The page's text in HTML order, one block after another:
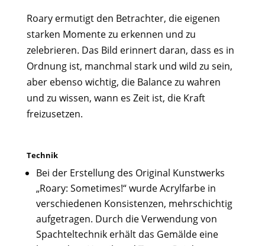
Roary ermutigt den Betrachter, die eigenen
starken Momente zu erkennen und zu
zelebrieren. Das Bild erinnert daran, dass es in
Ordnung ist, manchmal stark und wild zu sein,
aber ebenso wichtig, die Balance zu wahren
und zu wissen, wann es Zeit ist, die Kraft
freizusetzen.
Technik
Bei der Erstellung des Original Kunstwerks
„Roary: Sometimes!“ wurde Acrylfarbe in
verschiedenen Konsistenzen, mehrschichtig
aufgetragen. Durch die Verwendung von
Spachteltechnik erhält das Gemälde eine